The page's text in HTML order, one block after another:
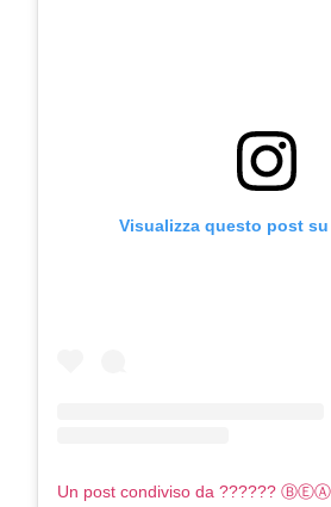
Visualizza questo post